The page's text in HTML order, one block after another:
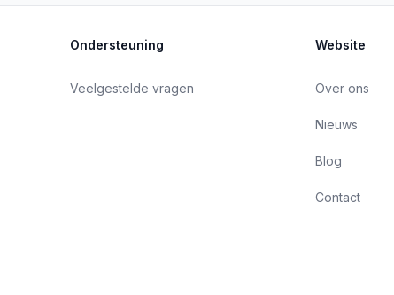
Ondersteuning
Veelgestelde vragen
Website
Over ons
Nieuws
Blog
Contact